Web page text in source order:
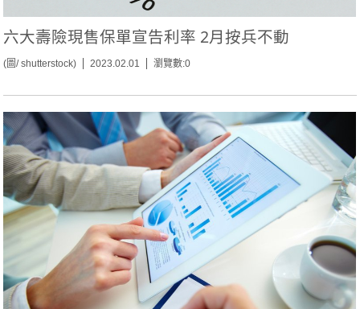
六大壽險現售保單宣告利率 2月按兵不動
(圖/ shutterstock) 2023.02.01 瀏覽數:0